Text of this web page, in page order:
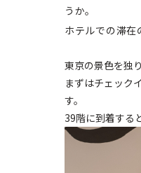
うか。
ホテルでの滞在
東京の景色を独
まずはチェック
す。
39階に到着する